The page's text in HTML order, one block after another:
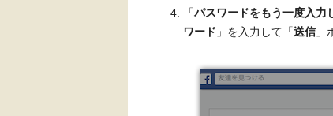
「パスワードをもう一度入力
ワード 」を入力して「送信」